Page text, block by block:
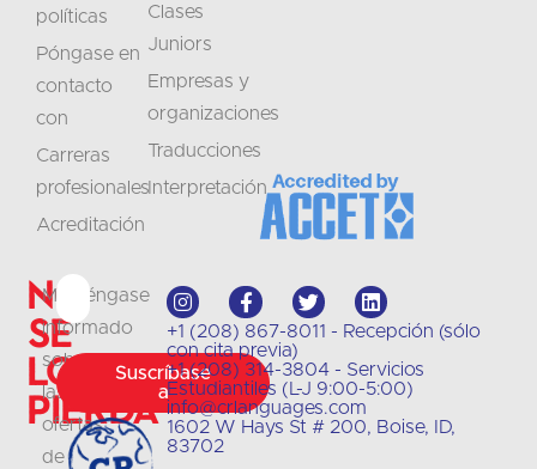
No
se
lo
pierda
Manténgase
informado
sobre
las
ofertas
de
Suscríbase
a
+1 (208) 867-8011 - Recepción (sólo
con cita previa)
+1 (208) 314-3804 - Servicios
Estudiantiles (L-J 9:00-5:00)
info@crlanguages.com
1602 W Hays St # 200, Boise, ID,
83702
políticas
Póngase en
contacto
con
Carreras
profesionales
Acreditación
Clases
Juniors
Empresas y
organizaciones
Traducciones
Interpretación